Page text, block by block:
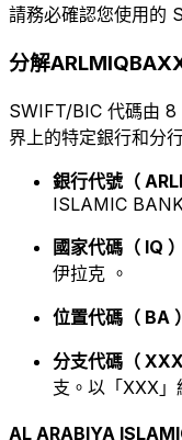
請務必確認您使用的
分解
SWIFT/BIC 代碼由 8
界上的特定銀行和分
銀行代號（
ISLAMIC
國家代碼（ IQ
伊拉克 。
位置代碼（ BA
分支代碼（
支。以「XXX」
AL ARABIYA